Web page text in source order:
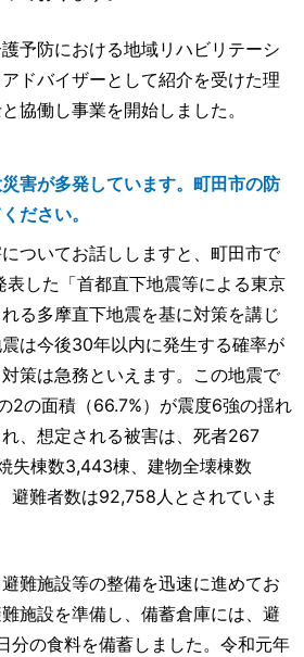
予防における地域リハビリテーシ
ドバイザーとして紹介を受けた理
協働し事業を開始しました。
害が多発しています。町田市の防
ださい。
ついてお話ししますと、町田市で
した「首都直下地震等による東京
る多摩直下地震を基に対策を講じ
は今後30年以内に発生する確率が
策は急務といえます。この地震で
2の面積（66.7%）が震度6強の揺れ
、想定される被害は、死者267
失棟数3,443棟、建物全壊棟数
避難者数は92,758人とされていま
難施設等の整備を迅速に進めてお
施設を準備し、備蓄倉庫には、避
分の食料を備蓄しました。令和元年